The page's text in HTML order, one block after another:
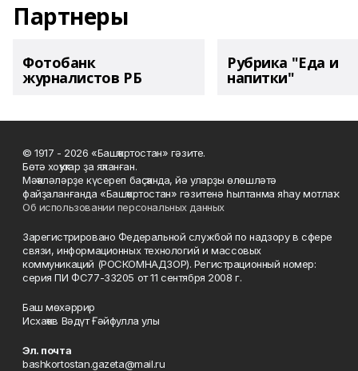
Партнеры
Фотобанк
журналистов РБ
Рубрика "Еда и
напитки"
© 1917 - 2026 «Башҡортостан» гәзите.
Бөтә хоҡуҡтар ҙа яҡланған.
Мәҡәләләрҙе күсереп баҫҡанда, йә уларҙы өлөшләтә
файҙаланғанда «Башҡортостан» гәзитенә һылтанма яһау мотлаҡ.
Об использовании персональных данных
Зарегистрировано Федеральной службой по надзору в сфере
связи, информационных технологий и массовых
коммуникаций (РОСКОМНАДЗОР). Регистрационный номер:
серия ПИ ФС77-33205 от 11 сентября 2008 г.
Баш мөхәррир
Исхаҡов Вәдүт Ғәйфулла улы
Эл. почта
bashkortostan.gazeta@mail.ru